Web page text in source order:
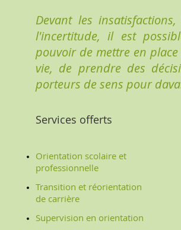
Devant les
l'incertitude, il est
pouvoir de mettre en
vie, de prendre des
porteurs de sens pour
Services offerts
Orientation scolaire et
professionnelle
Transition et réorientation
de carrière
Supervision en orientation